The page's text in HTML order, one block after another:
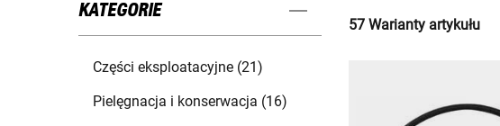
KATEGORIE
Części eksploatacyjne (21)
Pielęgnacja i konserwacja (16)
57 Warianty artykułu